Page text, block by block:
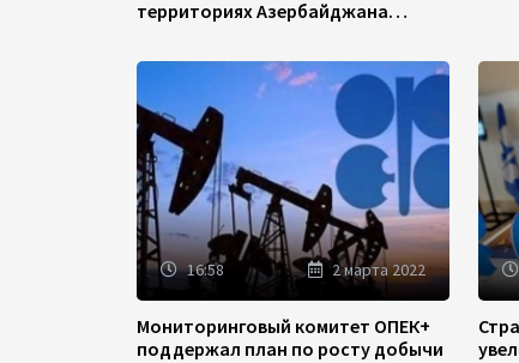
территориях Азербайджана
16:58 2 марта 2022
Мониторинговый комитет ОПЕК+
поддержал план по росту добычи